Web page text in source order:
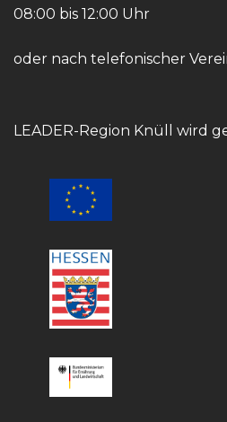
08:00 bis 12:00 Uhr
oder nach telefonischer
LEADER-Region Knüll wird